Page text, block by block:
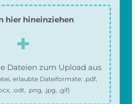
hier hineinziehen
Dateien zum Upload aus
erlaubte Dateiformate: .pdf,
.odt, .png, .jpg, .gif)